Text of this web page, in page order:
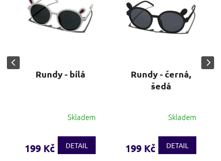
Rundy - bílá
Skladem
199 Kč DETAIL
Rundy - černá,
šedá
Skladem
199 Kč DETAIL